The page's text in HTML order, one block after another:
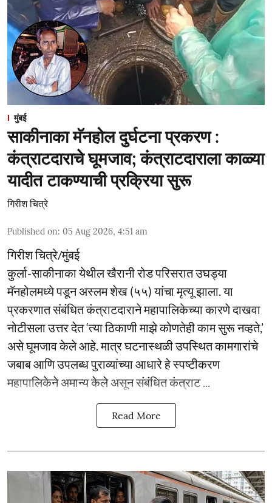
मुंबई
साकीनाका मॅनहोल दुर्घटना प्रकरण :
कंत्राटदाराचे घूमजाव; कंत्राटदाराला काळ्या
यादीत टाकण्याची प्रक्रिया सुरू
गिरीश चित्रे
Published on: 05 Aug 2026, 4:51 am
गिरीश चित्रे/मुंबई
कुर्ला-साकीनाका येथील खैरानी रोड परिसरात उघड्या
मॅनहोलमध्ये पडून अस्लम शेख (५५) यांचा मृत्यू झाला. या
प्रकरणात संबंधित कंत्राटदाराने महापालिकेच्या कारणे दाखवा
नोटीसला उत्तर देत ‘त्या ठिकाणी माझे कोणतेही काम सुरू नव्हते,’
असे घूमजाव केले आहे. मात्र घटनास्थळी उपस्थित कामगारांचे
जबाब आणि उपलब्ध पुराव्यांच्या आधारे हे स्पष्टीकरण
महापालिकेने अमान्य केले असून संबंधित कंत्राट ...
Read More